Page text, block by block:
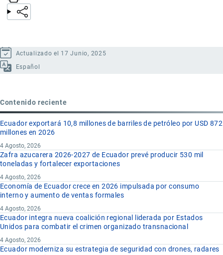
Actualizado el 17 Junio, 2025
Español
Contenido reciente
Ecuador exportará 10,8 millones de barriles de petróleo por USD 872
millones en 2026
4 Agosto, 2026
Zafra azucarera 2026-2027 de Ecuador prevé producir 530 mil
toneladas y fortalecer exportaciones
4 Agosto, 2026
Economía de Ecuador crece en 2026 impulsada por consumo
interno y aumento de ventas formales
4 Agosto, 2026
Ecuador integra nueva coalición regional liderada por Estados
Unidos para combatir el crimen organizado transnacional
4 Agosto, 2026
Ecuador moderniza su estrategia de seguridad con drones, radares